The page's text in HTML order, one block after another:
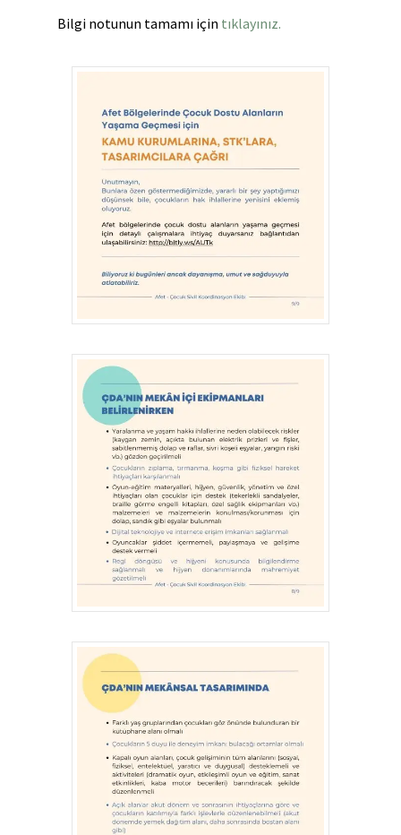
Bilgi notunun tamamı için tıklayınız.